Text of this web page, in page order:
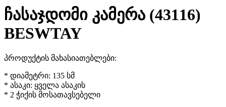
ჩასაჯდომი კამერა (43116)
BESWTAY
პროდუქტის მახასიათებლები:
* დიამეტრი: 135 სმ
* ასაკი: ყველა ასაკის
* 2 ჭიქის მოსათავსებელი